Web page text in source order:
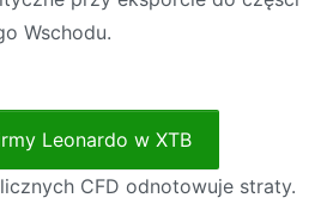
Wschodu.
Leonardo w XTB
CFD odnotowuje straty.